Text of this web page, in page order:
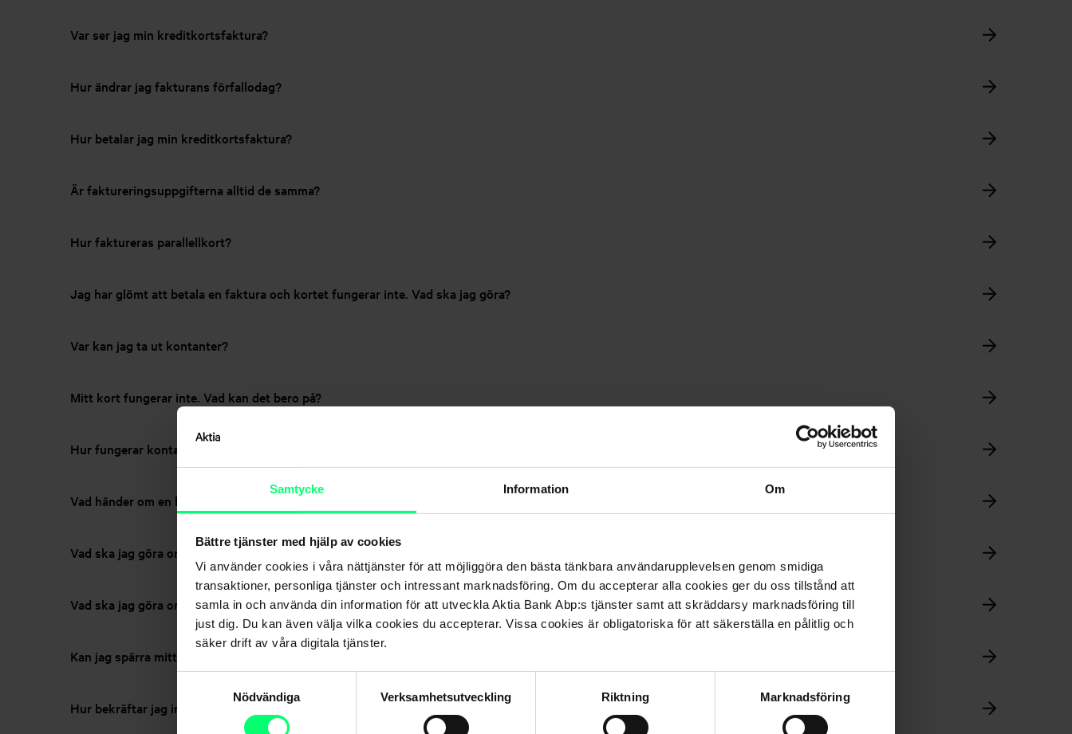
Samtycke Information Om
Bättre tjänster med hjälp av cookies
Vi använder cookies i våra nättjänster för att möjliggöra den bästa tänkbara användarupplevelsen genom smidiga
transaktioner, personliga tjänster och intressant marknadsföring. Om du accepterar alla cookies ger du oss tillstånd att
samla in och använda din information för att utveckla Aktia Bank Abp:s tjänster samt att skräddarsy marknadsföring till
just dig. Du kan även välja vilka cookies du accepterar. Vissa cookies är obligatoriska för att säkerställa en pålitlig och
säker drift av våra digitala tjänster.
Nödvändiga
Verksamhetsutveckling Riktning Marknadsföring
Var ser jag min kreditkortsfaktura?
Hur ändrar jag fakturans förfallodag?
Hur betalar jag min kreditkortsfaktura?
Är faktureringsuppgifterna alltid de samma?
Hur faktureras parallellkort?
Jag har glömt att betala en faktura och kortet fungerar inte. Vad ska jag göra?
Var kan jag ta ut kontanter?
Mitt kort fungerar inte. Vad kan det bero på?
Hur fungerar kontaktlös betalning?
Vad händer om en betalning har blivit felaktigt genomförd?
Vad ska jag göra om mitt tappas bort eller blir stulet?
Vad ska jag göra om mitt tappas bort eller blir stulet utomlands?
Kan jag spärra mitt kort tillfälligt?
Hur bekräftar jag internetköp?